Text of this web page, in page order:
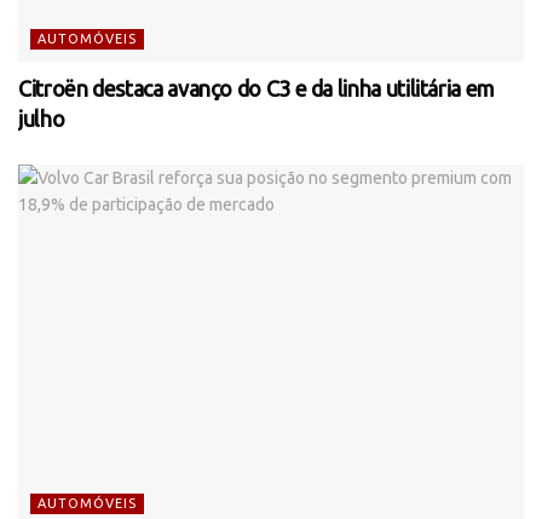
AUTOMÓVEIS
Citroën destaca avanço do C3 e da linha utilitária em
julho
AUTOMÓVEIS